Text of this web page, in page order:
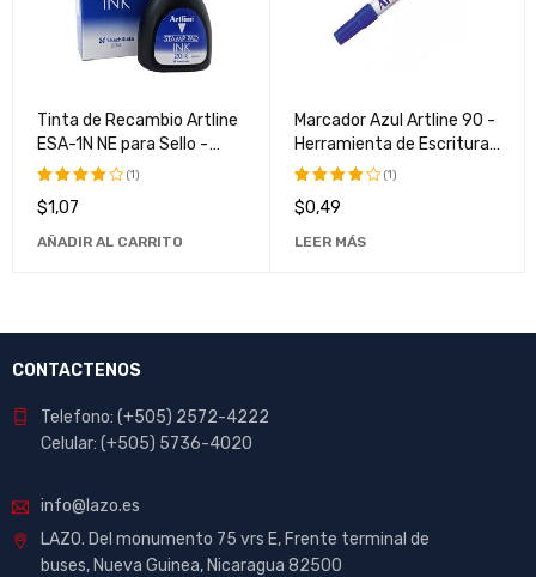
Tinta de Recambio Artline
ESA-1N NE para Sello -
Calidad Superior y Larga
Valorado
4.00de
(1)
$1,07
AÑADIR AL CARRITO
Marcador Azul Artline 90 -
Herramienta de Escritura
de Alta Calidad
Valorado
4.00de
(1)
$0,49
LEER MÁS
CONTACTENOS
Telefono: (+505) 2572-4222
Celular: (+505) 5736-4020
info@lazo.es
LAZO. Del monumento 75 vrs E, Frente terminal de
buses, Nueva Guinea, Nicaragua 82500